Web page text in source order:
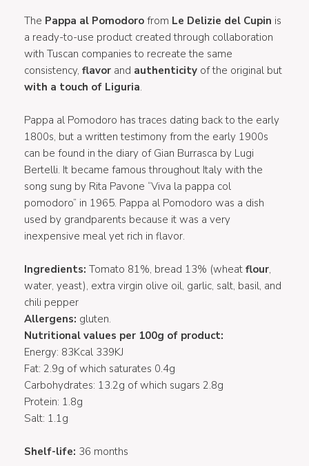
The Pappa al Pomodoro from Le Delizie del Cupin is
a ready-to-use product created through collaboration
with Tuscan companies to recreate the same
consistency, flavor and authenticity of the original but
with a touch of Liguria.
Pappa al Pomodoro has traces dating back to the early
1800s, but a written testimony from the early 1900s
can be found in the diary of Gian Burrasca by Lugi
Bertelli. It became famous throughout Italy with the
song sung by Rita Pavone “Viva la pappa col
pomodoro” in 1965. Pappa al Pomodoro was a dish
used by grandparents because it was a very
inexpensive meal yet rich in flavor.
Ingredients: Tomato 81%, bread 13% (wheat flour,
water, yeast), extra virgin olive oil, garlic, salt, basil, and
chili pepper
Allergens: gluten.
Nutritional values per 100g of product:
Energy: 83Kcal 339KJ
Fat: 2.9g of which saturates 0.4g
Carbohydrates: 13.2g of which sugars 2.8g
Protein: 1.8g
Salt: 1.1g
Shelf-life: 36 months